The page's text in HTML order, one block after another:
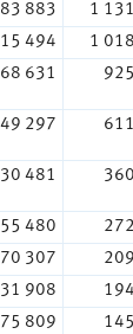
883 1
494 1
631
297
481
480
307
908
809